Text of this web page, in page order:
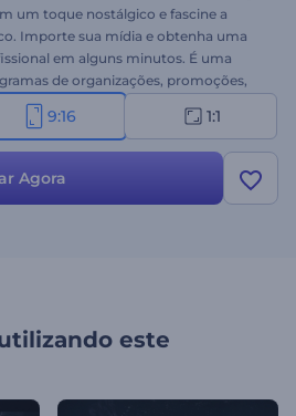
um toque nostálgico e fascine a
Importe sua mídia e obtenha uma
em alguns minutos. É uma
de organizações, promoções,
documentários, álbuns digitais
o controle de suas memórias!
9:16 1:1
Agora
este